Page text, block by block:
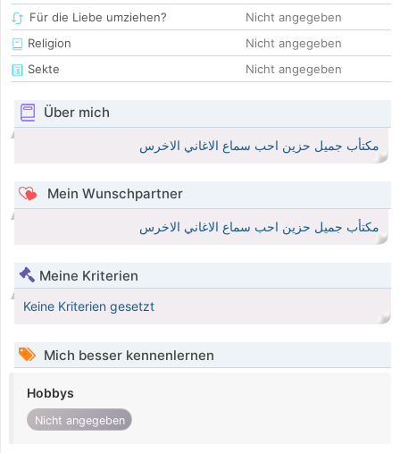
Für die Liebe umziehen?
Nicht angegeben
Religion
Nicht angegeben
Sekte
Nicht angegeben
Über mich
مكتأب جميل حزين احب سماع الاغاني الاخرس
Mein Wunschpartner
مكتأب جميل حزين احب سماع الاغاني الاخرس
Meine Kriterien
Keine Kriterien gesetzt
Mich besser kennenlernen
Hobbys
Nicht angegeben